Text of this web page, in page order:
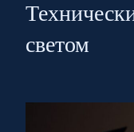
светом